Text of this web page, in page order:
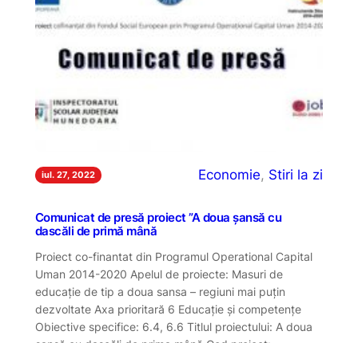
iul. 27, 2022 Economie, Stiri la zi
Comunicat de presă proiect ”A doua șansă cu
dascăli de primă mână
Proiect co-finantat din Programul Operational Capital
Uman 2014-2020 Apelul de proiecte: Masuri de
educație de tip a doua sansa – regiuni mai puțin
dezvoltate Axa prioritară 6 Educație și competențe
Obiective specifice: 6.4, 6.6 Titlul proiectului: A doua